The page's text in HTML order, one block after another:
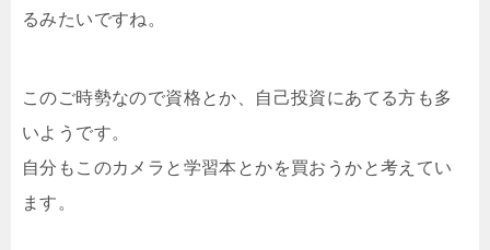
るみたいですね。
このご時勢なので資格とか、自己投資にあてる方も多
いようです。
自分もこのカメラと学習本とかを買おうかと考えてい
ます。